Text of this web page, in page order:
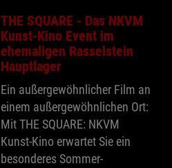
THE SQUARE - Das NKVM
Kunst-Kino Event im
ehemaligen Rasselstein
Hauptlager
Ein außergewöhnlicher Film an
einem außergewöhnlichen Ort:
Mit THE SQUARE: NKVM
Kunst-Kino erwartet Sie ein
besonderes Sommer-